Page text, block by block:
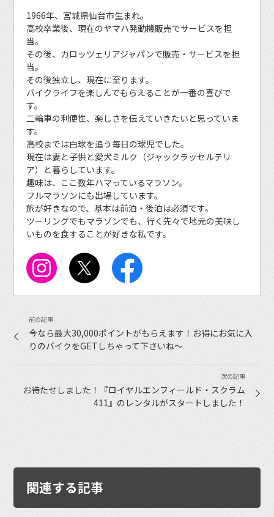
1966年、宮城県仙台市生まれ。
高校卒業後、現在のヤマハ発動機販売でサービスを担
当。
その後、カロッツェリアジャパンで販売・サービスを担
当。
その後独立し、現在に至ります。
バイクライフを楽しんでもらえることが一番の喜びで
す。
二輪車の利便性、楽しさを伝えていきたいと思っていま
す。
高校までは白球を追う毎日の球児でした。
現在は妻と子供と愛犬ミルク（ジャックラッセルテリ
ア）と暮らしています。
趣味は、ここ数年ハマっているマラソン。
フルマラソンにも出場しています。
旅が好きなので、基本は前泊・後泊は必須です。
ツーリングでもマラソンでも、行く先々で地元の美味し
いものを食することが好きな私です。
今なら最大30,000ポイントがもらえます！お得にお気に入
りのバイクをGETしちゃって下さいね〜
お待たせしました！『ロイヤルエンフィールド・スクラム
411』のレンタルがスタートしました！
関連する記事